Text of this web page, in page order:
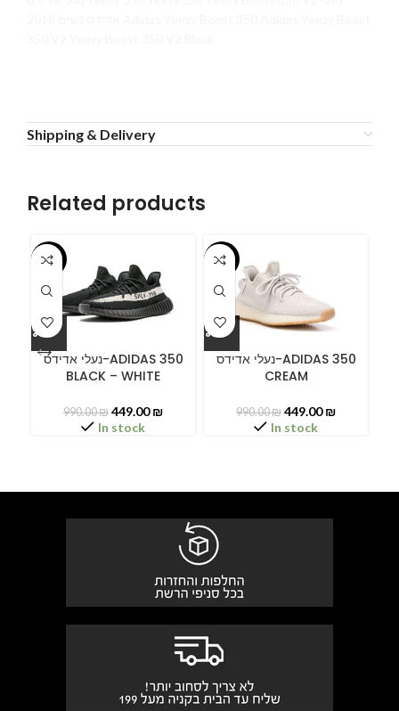
Shipping & Delivery
Related products
-55%
נעלי אדידס-ADIDAS 350
BLACK – WHITE
990.00₪ 449.00₪
In stock
-55%
נעלי אדידס-ADIDAS 350
CREAM
990.00₪ 449.00₪
In stock